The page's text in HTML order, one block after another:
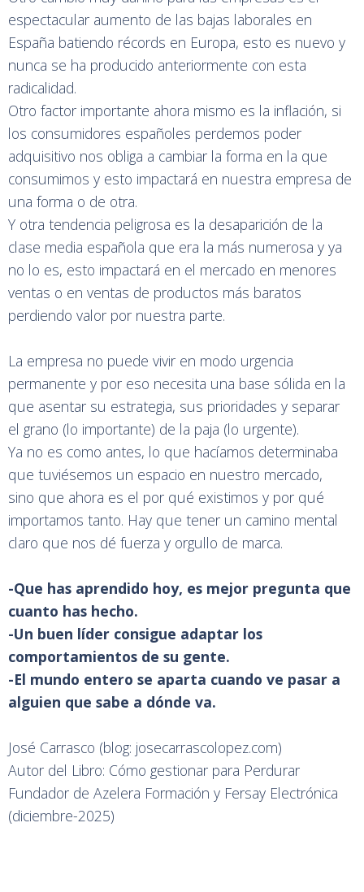
espectacular aumento de las bajas laborales en
España batiendo récords en Europa, esto es nuevo y
nunca se ha producido anteriormente con esta
radicalidad.
Otro factor importante ahora mismo es la inflación, si
los consumidores españoles perdemos poder
adquisitivo nos obliga a cambiar la forma en la que
consumimos y esto impactará en nuestra empresa de
una forma o de otra.
Y otra tendencia peligrosa es la desaparición de la
clase media española que era la más numerosa y ya
no lo es, esto impactará en el mercado en menores
ventas o en ventas de productos más baratos
perdiendo valor por nuestra parte.
La empresa no puede vivir en modo urgencia
permanente y por eso necesita una base sólida en la
que asentar su estrategia, sus prioridades y separar
el grano (lo importante) de la paja (lo urgente).
Ya no es como antes, lo que hacíamos determinaba
que tuviésemos un espacio en nuestro mercado,
sino que ahora es el por qué existimos y por qué
importamos tanto. Hay que tener un camino mental
claro que nos dé fuerza y orgullo de marca.
-Que has aprendido hoy, es mejor pregunta que
cuanto has hecho.
-Un buen líder consigue adaptar los
comportamientos de su gente.
-El mundo entero se aparta cuando ve pasar a
alguien que sabe a dónde va.
José Carrasco (blog: josecarrascolopez.com)
Autor del Libro: Cómo gestionar para Perdurar
Fundador de Azelera Formación y Fersay Electrónica
(diciembre-2025)